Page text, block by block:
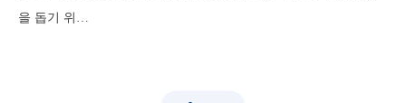
을 돕기 위…